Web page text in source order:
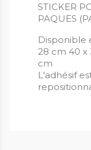
STICKER
PAQUES
Disponible
28 cm 40 x
cm
L'adhésif